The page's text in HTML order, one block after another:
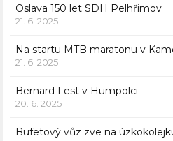
Oslava 150 let SDH Pelhřimov
21. 6. 2025
Na startu MTB maratonu v
21. 6. 2025
Bernard Fest v Humpolci
20. 6. 2025
Bufetový vůz zve na